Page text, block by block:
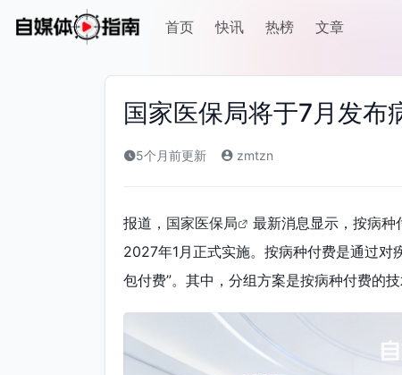
首页 快讯 热榜 文章
国家医保局将于7月发布
5个月前更新 zmtzn
报道， 国家医保局 最新消息显示，按病种
2027年1月正式实施。按病种付费是通过对
包付费”。其中，分组方案是按病种付费的技